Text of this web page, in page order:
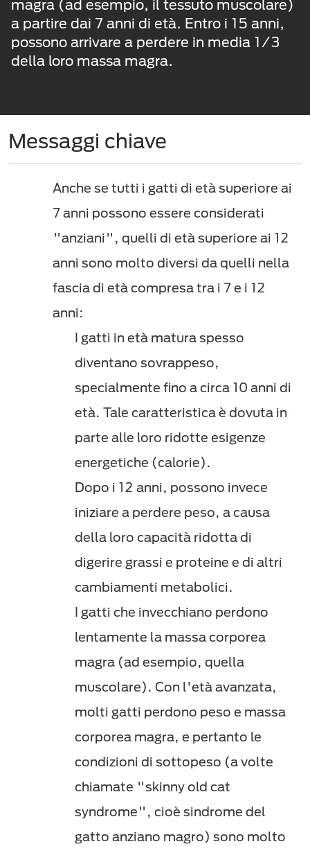
magra (ad esempio, il tessuto muscolare)
a partire dai 7 anni di età. Entro i 15 anni,
possono arrivare a perdere in media 1/3
della loro massa magra.
Messaggi chiave
Anche se tutti i gatti di età superiore ai
7 anni possono essere considerati
"anziani", quelli di età superiore ai 12
anni sono molto diversi da quelli nella
fascia di età compresa tra i 7 e i 12
anni:
I gatti in età matura spesso
diventano sovrappeso,
specialmente fino a circa 10 anni di
età. Tale caratteristica è dovuta in
parte alle loro ridotte esigenze
energetiche (calorie).
Dopo i 12 anni, possono invece
iniziare a perdere peso, a causa
della loro capacità ridotta di
digerire grassi e proteine e di altri
cambiamenti metabolici.
I gatti che invecchiano perdono
lentamente la massa corporea
magra (ad esempio, quella
muscolare). Con l'età avanzata,
molti gatti perdono peso e massa
corporea magra, e pertanto le
condizioni di sottopeso (a volte
chiamate "skinny old cat
syndrome", cioè sindrome del
gatto anziano magro) sono molto